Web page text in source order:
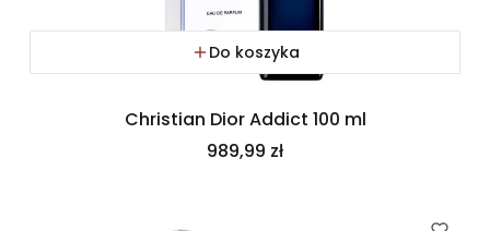
Do koszyka
Christian Dior Addict 100 ml
Cena
989,99 zł